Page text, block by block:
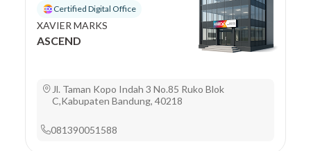
Certified Digital Office
XAVIER MARKS
ASCEND
Jl. Taman Kopo Indah 3 No.85 Ruko Blok
C,Kabupaten Bandung, 40218
081390051588